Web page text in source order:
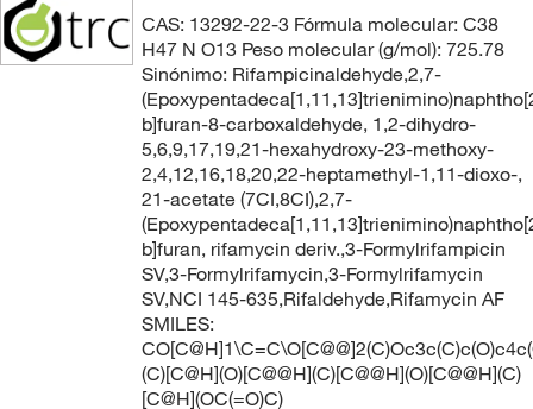
CAS: 13292-22-3 Fórmula molecular: C38
H47 N O13 Peso molecular (g/mol): 725.78
Sinónimo: Rifampicinaldehyde,2,7-
b]furan-8-carboxaldehyde, 1,2-dihydro-
5,6,9,17,19,21-hexahydroxy-23-methoxy-
2,4,12,16,18,20,22-heptamethyl-1,11-dioxo-,
21-acetate (7CI,8CI),2,7-
b]furan, rifamycin deriv.,3-Formylrifampicin
SV,3-Formylrifamycin,3-Formylrifamycin
SV,NCI 145-635,Rifaldehyde,Rifamycin AF
SMILES:
(C)[C@H](O)[C@@H](C)[C@@H](O)[C@@H](C)
[C@H](OC(=O)C)